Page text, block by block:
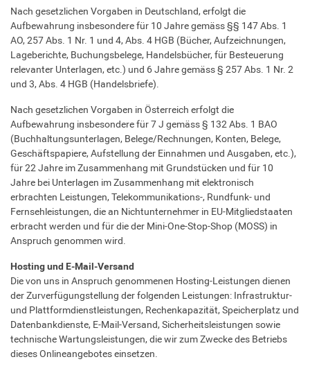
Nach gesetzlichen Vorgaben in Deutschland, erfolgt die
Aufbewahrung insbesondere für 10 Jahre gemäss §§ 147 Abs. 1
AO, 257 Abs. 1 Nr. 1 und 4, Abs. 4 HGB (Bücher, Aufzeichnungen,
Lageberichte, Buchungsbelege, Handelsbücher, für Besteuerung
relevanter Unterlagen, etc.) und 6 Jahre gemäss § 257 Abs. 1 Nr. 2
und 3, Abs. 4 HGB (Handelsbriefe).
Nach gesetzlichen Vorgaben in Österreich erfolgt die
Aufbewahrung insbesondere für 7 J gemäss § 132 Abs. 1 BAO
(Buchhaltungsunterlagen, Belege/Rechnungen, Konten, Belege,
Geschäftspapiere, Aufstellung der Einnahmen und Ausgaben, etc.),
für 22 Jahre im Zusammenhang mit Grundstücken und für 10
Jahre bei Unterlagen im Zusammenhang mit elektronisch
erbrachten Leistungen, Telekommunikations-, Rundfunk- und
Fernsehleistungen, die an Nichtunternehmer in EU-Mitgliedstaaten
erbracht werden und für die der Mini-One-Stop-Shop (MOSS) in
Anspruch genommen wird.
Hosting und E-Mail-Versand
Die von uns in Anspruch genommenen Hosting-Leistungen dienen
der Zurverfügungstellung der folgenden Leistungen: Infrastruktur-
und Plattformdienstleistungen, Rechenkapazität, Speicherplatz und
Datenbankdienste, E-Mail-Versand, Sicherheitsleistungen sowie
technische Wartungsleistungen, die wir zum Zwecke des Betriebs
dieses Onlineangebotes einsetzen.